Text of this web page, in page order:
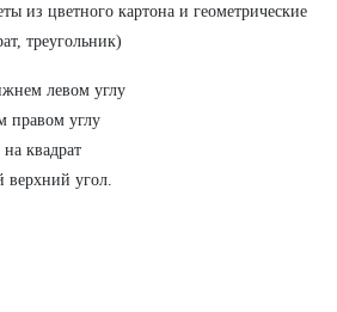
из цветного картона и геометрические
треугольник)
левом углу
правом углу
квадрат
верхний угол.